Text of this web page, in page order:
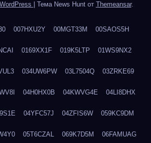
Тема News Hunt от Themeansar.
007HXU2Y 00MGT33M 00SAOS5H
0169XX1F 019K5LTP 01WS9NX2
034UW6PW 03L7504Q 03ZRKE69
04H0HX0B 04KWVG4E 04LI8DHX
04YFC57J 04ZFIS6W 059KC9DM
05T6CZAL 069K7D5M 06FAMUAG